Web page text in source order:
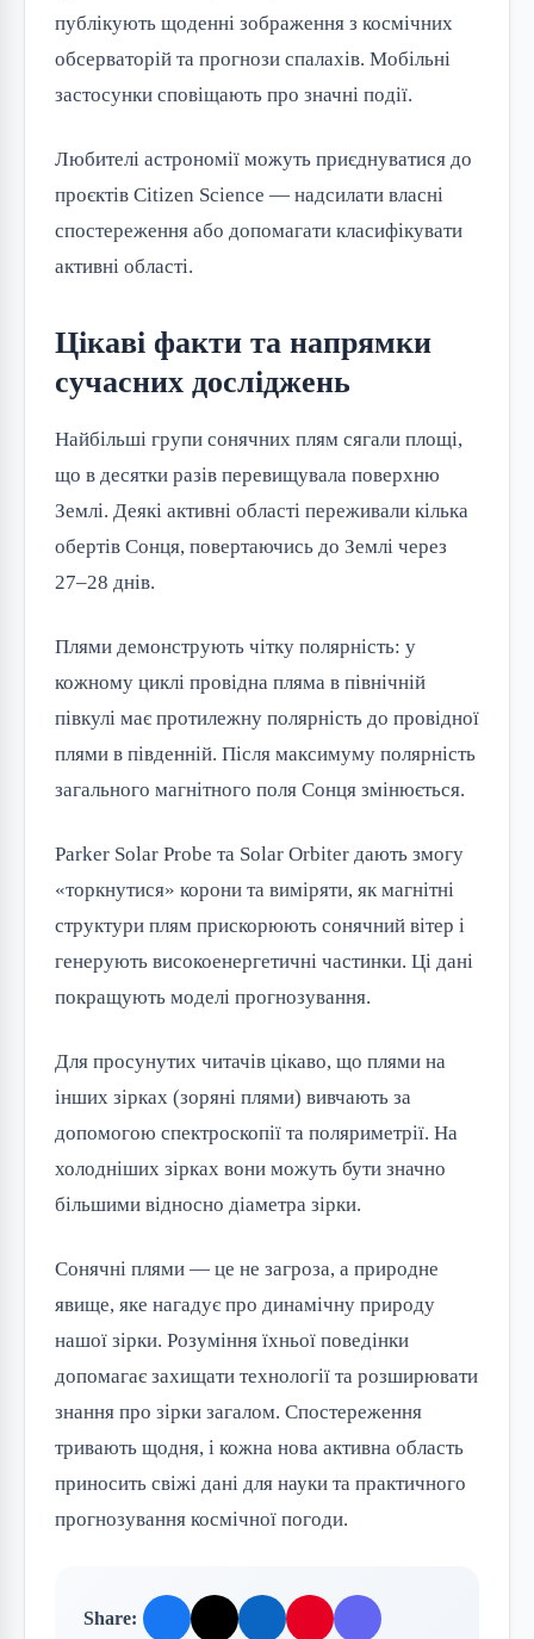
публікують щоденні зображення з космічних
обсерваторій та прогнози спалахів. Мобільні
застосунки сповіщають про значні події.
Любителі астрономії можуть приєднуватися до
проєктів Citizen Science — надсилати власні
спостереження або допомагати класифікувати
активні області.
Цікаві факти та напрямки
сучасних досліджень
Найбільші групи сонячних плям сягали площі,
що в десятки разів перевищувала поверхню
Землі. Деякі активні області переживали кілька
обертів Сонця, повертаючись до Землі через
27–28 днів.
Плями демонструють чітку полярність: у
кожному циклі провідна пляма в північній
півкулі має протилежну полярність до провідної
плями в південній. Після максимуму полярність
загального магнітного поля Сонця змінюється.
Parker Solar Probe та Solar Orbiter дають змогу
«торкнутися» корони та виміряти, як магнітні
структури плям прискорюють сонячний вітер і
генерують високоенергетичні частинки. Ці дані
покращують моделі прогнозування.
Для просунутих читачів цікаво, що плями на
інших зірках (зоряні плями) вивчають за
допомогою спектроскопії та поляриметрії. На
холодніших зірках вони можуть бути значно
більшими відносно діаметра зірки.
Сонячні плями — це не загроза, а природне
явище, яке нагадує про динамічну природу
нашої зірки. Розуміння їхньої поведінки
допомагає захищати технології та розширювати
знання про зірки загалом. Спостереження
тривають щодня, і кожна нова активна область
приносить свіжі дані для науки та практичного
прогнозування космічної погоди.
Share: